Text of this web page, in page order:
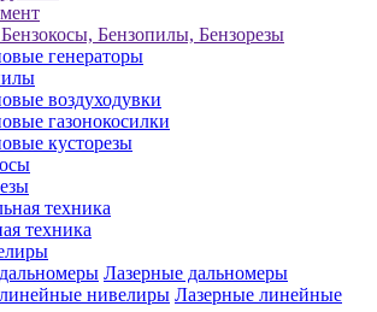
Бензопилы, Бензорезы
генераторы
воздуходувки
газонокосилки
кусторезы
техника
Лазерные дальномеры
Лазерные линейные